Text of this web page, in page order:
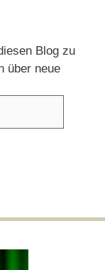
Blog zu
über neue